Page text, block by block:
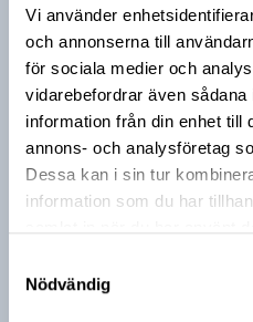
Vi använder
och annonserna till
för sociala medier och
vidarebefordrar även
information från din enhet till
annons- och analysföretag
Dessa kan i sin tur
information som du har
Nödvändig
maten förr och nu.
Vårt nyhetsbrev kommer ut
riktar sig till alla med ett
livsmedelsföretagande och
livsmedelsbranschen. När du
nyhetsbrev godkänner du
hantering av personuppgifter.
Jag vill få relevant